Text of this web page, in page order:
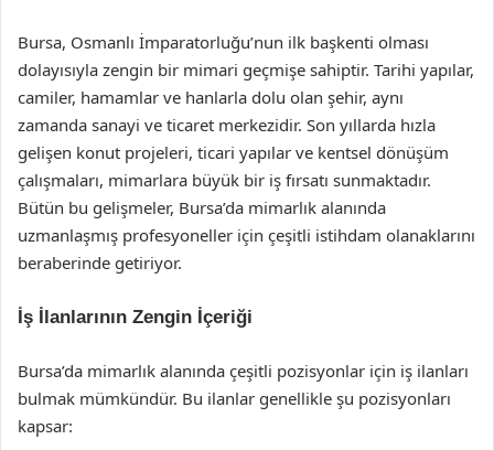
Bursa, Osmanlı İmparatorluğu’nun ilk başkenti olması
dolayısıyla zengin bir mimari geçmişe sahiptir. Tarihi yapılar,
camiler, hamamlar ve hanlarla dolu olan şehir, aynı
zamanda sanayi ve ticaret merkezidir. Son yıllarda hızla
gelişen konut projeleri, ticari yapılar ve kentsel dönüşüm
çalışmaları, mimarlara büyük bir iş fırsatı sunmaktadır.
Bütün bu gelişmeler, Bursa’da mimarlık alanında
uzmanlaşmış profesyoneller için çeşitli istihdam olanaklarını
beraberinde getiriyor.
İş İlanlarının Zengin İçeriği
Bursa’da mimarlık alanında çeşitli pozisyonlar için iş ilanları
bulmak mümkündür. Bu ilanlar genellikle şu pozisyonları
kapsar: